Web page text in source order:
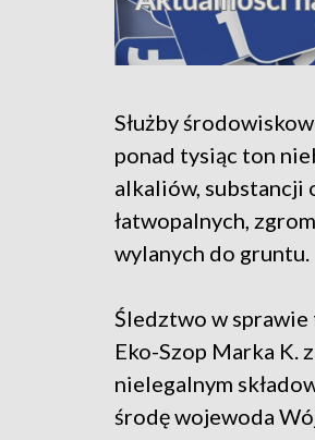
Służby
ponad tysiąc ton
alkaliów, substancji
łatwopalnych,
wylanych do gruntu.
Śledztwo w sprawie
Eko-Szop Marka K.
nielegalnym
środę wojewoda